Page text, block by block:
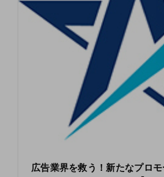
広告業界を救う！新たなプロ